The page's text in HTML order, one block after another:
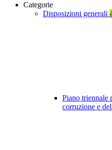
Categorie
Disposizioni generali
Piano triennale
corruzione e